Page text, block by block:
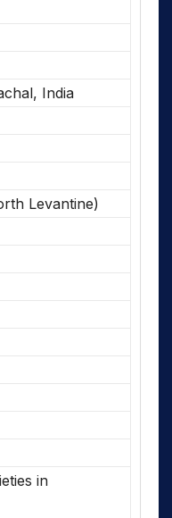
India
Levantine)
in